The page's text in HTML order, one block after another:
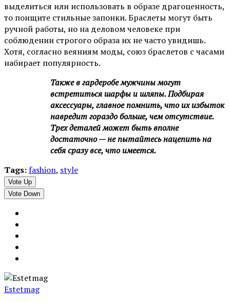
выделиться или использовать в образе драгоценность,
то поищите стильные запонки. Браслеты могут быть
ручной работы, но на деловом человеке при
соблюдении строгого образа их не часто увидишь.
Хотя, согласно веяниям моды, союз браслетов с часами
набирает популярность.
Также в гардеробе мужчины могут
встретиться шарфы и шляпы.Подбирая
аксессуары, главное помнить, что их избыток
навредит гораздо больше, чем отсутствие.
Трех деталей может быть вполне
достаточно — не пытайтесь нацепить на
себя сразу все, что имеется.
Tags:fashion, style
Vote Up
Vote Down
Estetmag